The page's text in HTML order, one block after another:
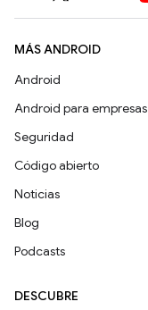
MÁS ANDROID
Android
Android para empresas
Seguridad
Código abierto
Noticias
Blog
Podcasts
DESCUBRE